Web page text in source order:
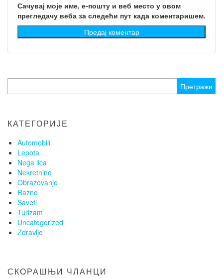
Сачувај моје име, е-пошту и веб место у овом
прегледачу веба за следећи пут када коментаришем.
за:
КАТЕГОРИЈЕ
Automobili
Lepota
Nega lica
Nekretnine
Obrazovanje
Razno
Saveti
Turizam
Uncategorized
Zdravlje
СКОРАШЊИ ЧЛАНЦИ